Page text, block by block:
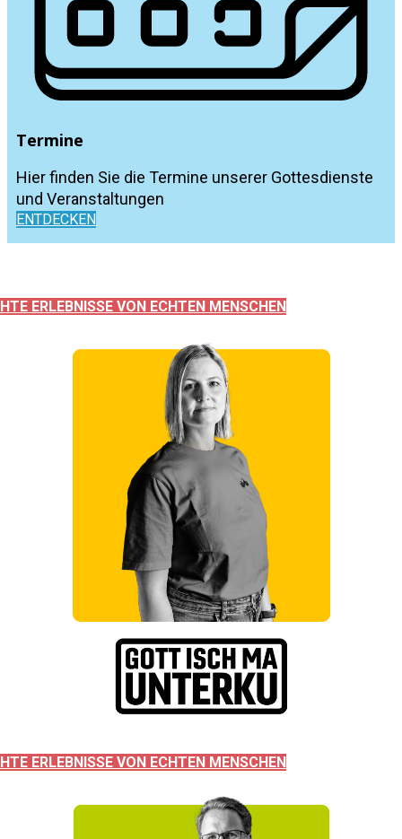
Termine
Hier finden Sie die Termine unserer Gottesdienste
und Veranstaltungen
ENTDECKEN
ERLEBNISSE VON ECHTEN MENSCHEN
ERLEBNISSE VON ECHTEN MENSCHEN